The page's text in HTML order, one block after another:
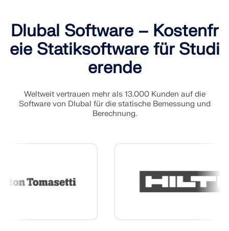
Dlubal Software – Kostenfr
eie Statiksoftware für Studi
erende
Weltweit vertrauen mehr als 13.000 Kunden auf die
Software von Dlubal für die statische Bemessung und
Berechnung.